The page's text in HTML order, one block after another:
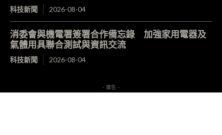
科技新聞 2026-08-04
消委會與機電署簽署合作備忘錄 加強家用電器及
氣體用具聯合測試與資訊交流
科技新聞 2026-08-04
- 廣告 -